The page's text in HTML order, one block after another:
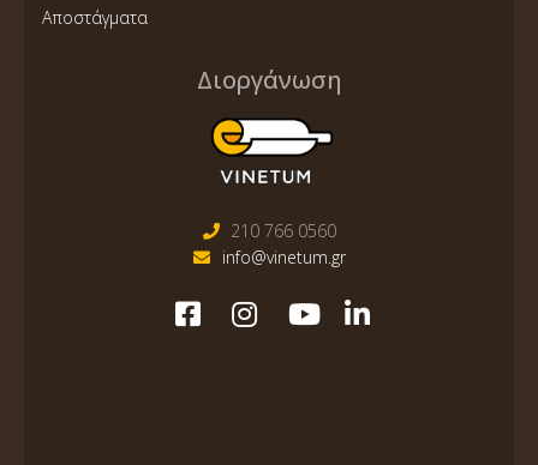
Αποστάγματα
Διοργάνωση
210 766 0560
info@vinetum.gr